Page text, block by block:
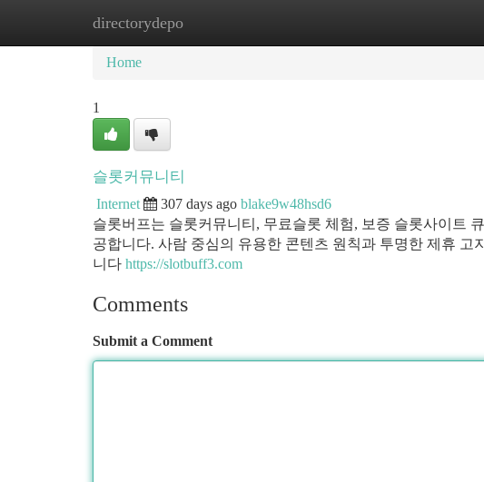
directorydepo
Home New Site Listings
Home
1
슬롯커뮤니티
Internet 307 days ago blake9w48hsd6
슬롯버프는 슬롯커뮤니티, 무료슬롯 체험, 보증 슬롯사이트
공합니다. 사람 중심의 유용한 콘텐츠 원칙과 투명한 제휴
니다 https://slotbuff3.com
Comments
Submit a Comment